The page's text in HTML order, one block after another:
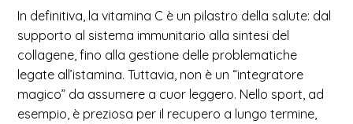
In definitiva, la vitamina C è un pilastro della salute: dal
supporto al sistema immunitario alla sintesi del
collagene, fino alla gestione delle problematiche
legate all’istamina. Tuttavia, non è un “integratore
magico” da assumere a cuor leggero. Nello sport, ad
esempio, è preziosa per il recupero a lungo termine,